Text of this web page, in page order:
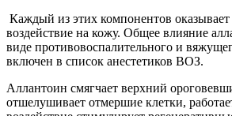
Каждый из этих компонентов оказывает
воздействие на кожу. Общее влияние
виде противовоспалительного и
включен в список анестетиков ВОЗ.
Аллантоин смягчает верхний
отшелушивает отмершие клетки,